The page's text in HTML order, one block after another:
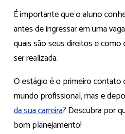
É importante que o aluno
antes de ingressar em uma
quais são seus direitos e como
ser realizada.
O estágio é o primeiro contato
mundo profissional, mas e
da sua carreira? Descubra por
bom planejamento!